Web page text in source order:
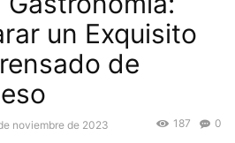
un Exquisito
de
noviembre de 2023 0
187